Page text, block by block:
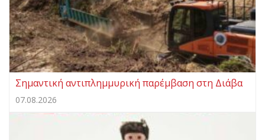
Σημαντική αντιπλημμυρική παρέμβαση στη Διάβα
07.08.2026